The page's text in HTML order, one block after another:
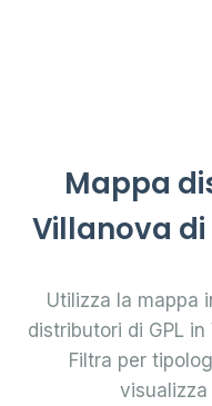
Mappa
Villanova
Utilizza la mappa
distributori di GPL
Filtra per